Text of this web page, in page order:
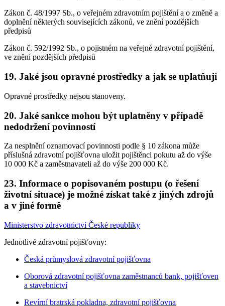
Zákon č. 48/1997 Sb., o veřejném zdravotním pojištění a o změně a
doplnění některých souvisejících zákonů, ve znění pozdějších
předpisů
Zákon č. 592/1992 Sb., o pojistném na veřejné zdravotní pojištění,
ve znění pozdějších předpisů
19. Jaké jsou opravné prostředky a jak se uplatňují
Opravné prostředky nejsou stanoveny.
20. Jaké sankce mohou být uplatněny v případě
nedodržení povinností
Za nesplnění oznamovací povinnosti podle § 10 zákona může
příslušná zdravotní pojišťovna uložit pojištěnci pokutu až do výše
10 000 Kč a zaměstnavateli až do výše 200 000 Kč.
23. Informace o popisovaném postupu (o řešení
životní situace) je možné získat také z jiných zdrojů
a v jiné formě
Ministerstvo zdravotnictví České republiky
Jednotlivé zdravotní pojišťovny:
Česká průmyslová zdravotní pojišťovna
Oborová zdravotní pojišťovna zaměstnanců bank, pojišťoven
a stavebnictví
Revírní bratrská pokladna, zdravotní pojišťovna